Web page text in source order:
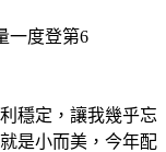
一度登第6
穩定，讓我幾乎忘
是小而美，今年配